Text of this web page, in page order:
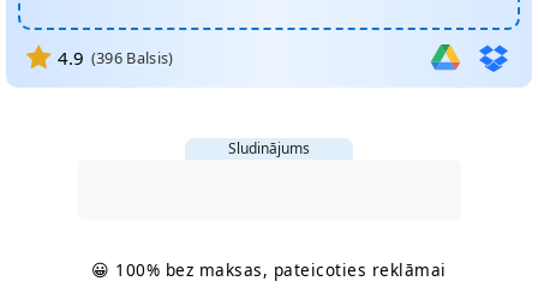
4.9 (396 Balsis)
Sludinājums
😀 100% bez maksas, pateicoties reklāmai